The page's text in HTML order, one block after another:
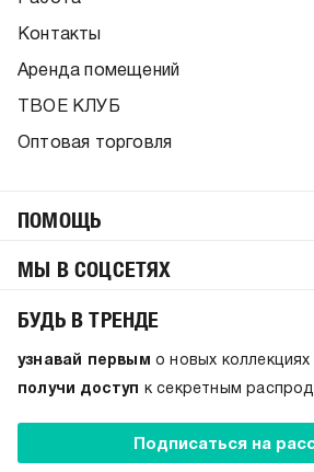
Контакты
Аренда помещений
ТВОЕ КЛУБ
Оптовая торговля
ПОМОЩЬ
МЫ В СОЦСЕТЯХ
БУДЬ В ТРЕНДЕ
узнавай первым о новых коллекциях
получи доступ к секретным
Подписаться на